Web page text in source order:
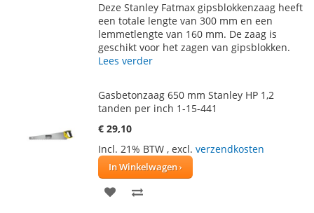
AAN
VERLANGLIJST
TE
VERGELIJKEN
Deze Stanley Fatmax gipsblokkenzaag heeft
een totale lengte van 300 mm en een
lemmetlengte van 160 mm. De zaag is
geschikt voor het zagen van gipsblokken.
Lees verder
Gasbetonzaag 650 mm Stanley HP 1,2
tanden per inch 1-15-441
€ 29,10
Incl. 21% BTW , excl. verzendkosten
In Winkelwagen
VOEG